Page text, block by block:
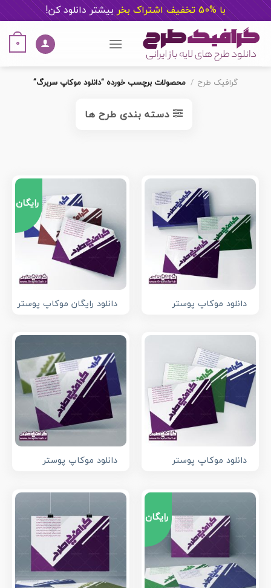
با %50 تخفیف اشتراک بخر بیشتر دانلود کن!
content
0
گرافیک طرح / محصولات برچسب خورده “دانلود موکاپ سربرگ”
دسته بندی طرح ها
دانلود موکاپ پوستر
رایگان
دانلود رایگان موکاپ پوستر
دانلود موکاپ پوستر دانلود موکاپ پوستر
رایگان